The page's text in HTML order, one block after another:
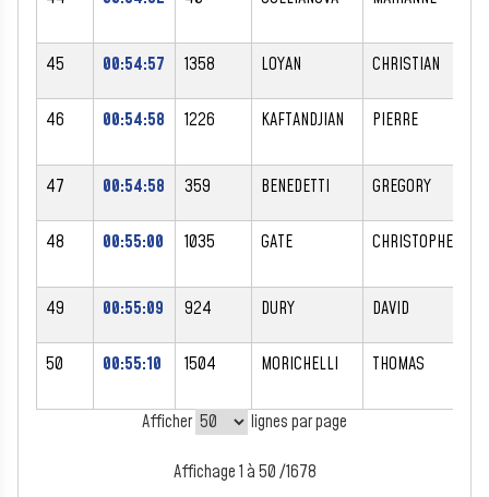
45 00:54:57 1358 LOYAN CHRISTIAN
46 00:54:58 1226 KAFTANDJIAN PIERRE
47 00:54:58 359 BENEDETTI GREGORY
48 00:55:00 1035 GATE CHRISTOPHE
49 00:55:09 924 DURY DAVID
50 00:55:10 1504 MORICHELLI THOMAS
Afficher lignes par page
Affichage 1 à 50 /1678